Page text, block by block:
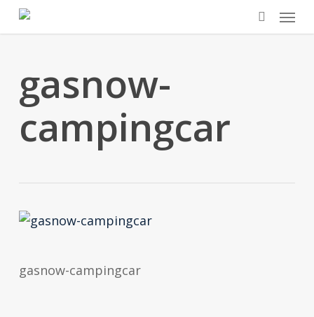
Skip
search
Menu
gasnow-
campingcar
gasnow-campingcar